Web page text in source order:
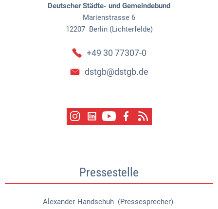
Deutscher Städte- und Gemeindebund
Marienstrasse 6
12207 Berlin (Lichterfelde)
+49 30 77307-0
dstgb@dstgb.de
Pressestelle
Alexander Handschuh (Pressesprecher)
Alexander Handschuh